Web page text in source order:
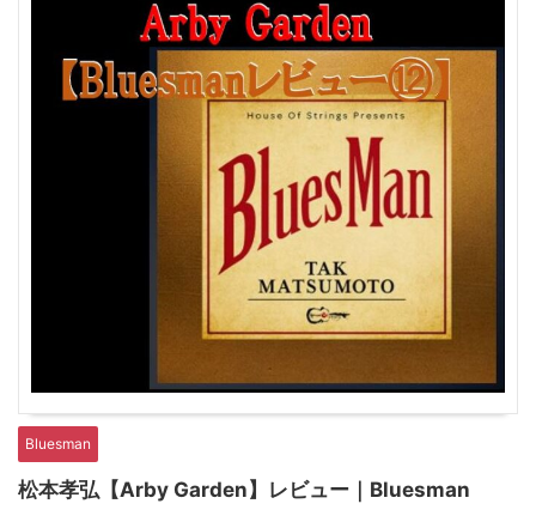
Bluesman
松本孝弘【Arby Garden】レビュー｜Bluesman